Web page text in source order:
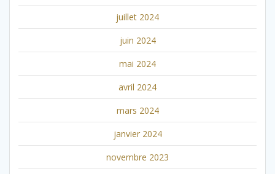
juillet 2024
juin 2024
mai 2024
avril 2024
mars 2024
janvier 2024
novembre 2023